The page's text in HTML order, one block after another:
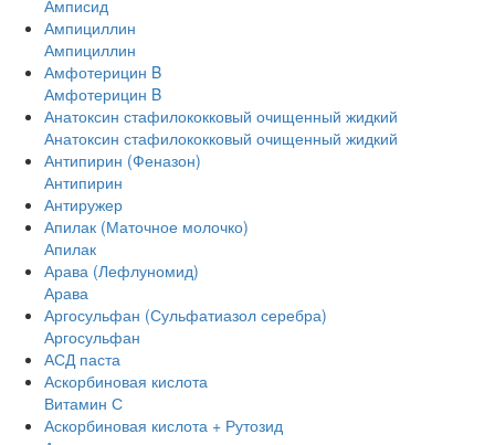
Амписид
Ампициллин
Ампициллин
Амфотерицин B
Амфотерицин B
Анатоксин стафилококковый очищенный жидкий
Анатоксин стафилококковый очищенный жидкий
Антипирин (Феназон)
Антипирин
Антиружер
Апилак (Маточное молочко)
Апилак
Арава (Лефлуномид)
Арава
Аргосульфан (Сульфатиазол серебра)
Аргосульфан
АСД паста
Аскорбиновая кислота
Витамин С
Аскорбиновая кислота + Рутозид